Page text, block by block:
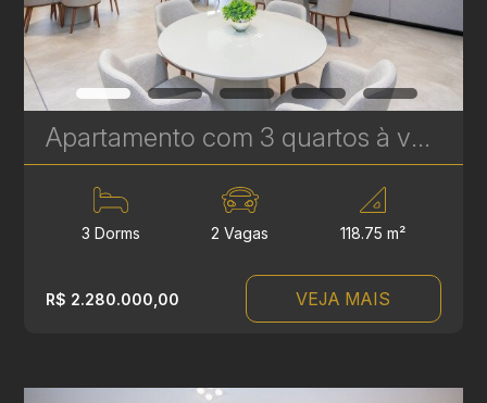
Apartamento com 3 quartos à venda no Água Verde - 118,75 m² - Le Sense | Ref. 1778
3 Dorms 2 Vagas 118.75 m²
R$ 2.280.000,00 VEJA MAIS